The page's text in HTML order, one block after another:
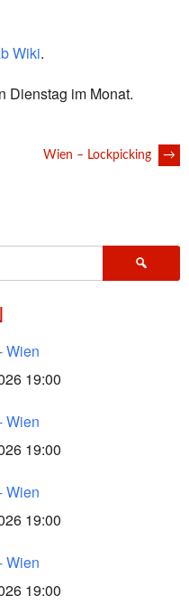
Wiki.
Dienstag im Monat.
Wien – Lockpicking →
Wien
19:00
Wien
19:00
Wien
19:00
Wien
19:00